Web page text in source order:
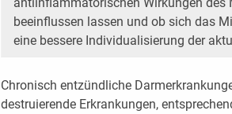
beeinflussen lassen und ob sich das
eine bessere Individualisierung der
Chronisch entzündliche
destruierende Erkrankungen,